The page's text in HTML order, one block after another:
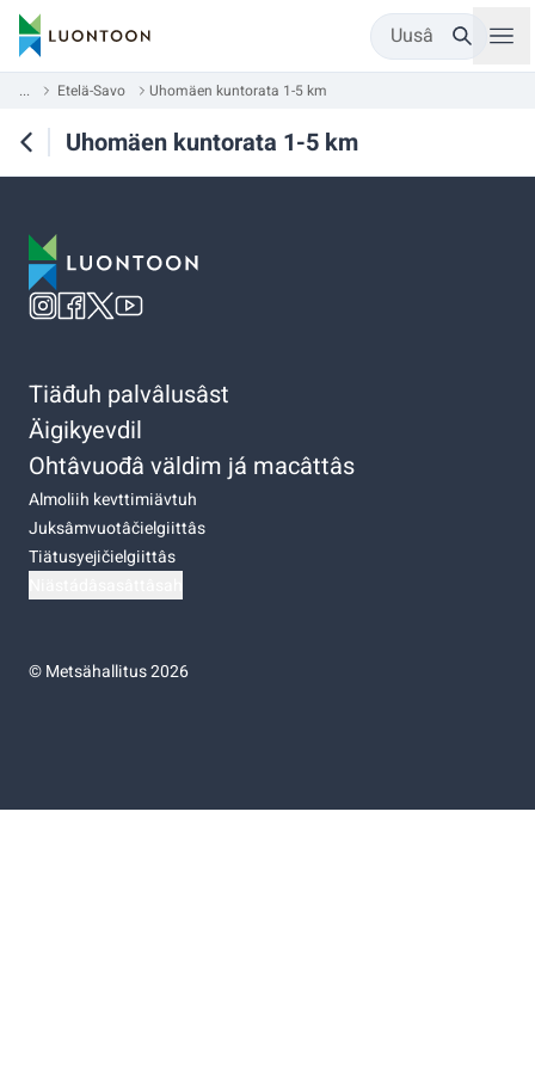
Uusâ
... Etelä-Savo Uhomäen kuntorata 1-5 km
Uhomäen kuntorata 1-5 km
Tiäđuh palvâlusâst
Äigikyevdil
Ohtâvuođâ väldim já macâttâs
Almoliih kevttimiävtuh
Juksâmvuotâčielgiittâs
Tiätusyejičielgiittâs
©Metsähallitus 2026